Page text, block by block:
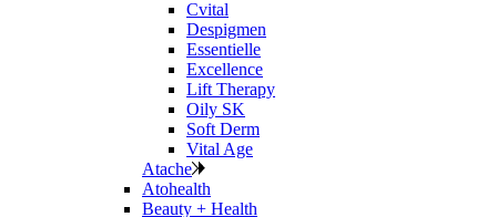
Cvital
Despigmen
Essentielle
Excellence
Lift Therapy
Oily SK
Soft Derm
Vital Age
Atache
Atohealth
Beauty + Health